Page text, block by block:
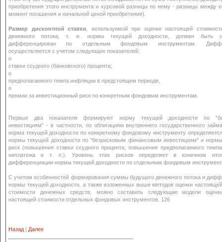
приобретения этого инструмента и курсовой разницы по нему - разницы между
момент погашения и начальной ценой приобретения).
Размер дисконтной ставки , используемой при оценке настоящей
денежного потока, т. е. нормы текущей доходности, должен быть
дифференцирован по отдельным фондовым инструментам.
осуществляется с учетом следующих показателей:
o
ставки ссудного (банковского) процента;
o
предполагаемого темпа инфляции в предстоящем периоде,
o
премии за инвестиционный риск по конкретным фондовым инструментам.
Первые два показателя формируют норму текущей доходности по
инвестициям" - в частности, по облигациям внутреннего государственного
норма текущей доходности по конкретному фондовому инструменту
нормы текущей доходности по "безрисковым финансовым инвестициям" и
риск (повышения ставки ссудного процента, повышения предполагаемого
неплатежа и т. п.). Уровень этих рисков определяет в конечном
дифференциации нормы текущей доходности по отдельным фондовым
С учетом особенностей формирования суммы будущего денежного потока и
нормы текущей доходности, а также изложенных выше методов оценки
стоимости денежных средств, можно составить следующие модели
настоящей стоимости отдельных фондовых инструментов. 126
Назад | Далее